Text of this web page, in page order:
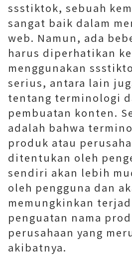
ssstiktok, sebuah
sangat baik dalam
web. Namun, ada
harus diperhatikan
menggunakan
serius, antara lain
tentang terminologi
pembuatan konten.
adalah bahwa
produk atau
ditentukan oleh
sendiri akan lebih
oleh pengguna dan
memungkinkan
penguatan nama
perusahaan yang
akibatnya.